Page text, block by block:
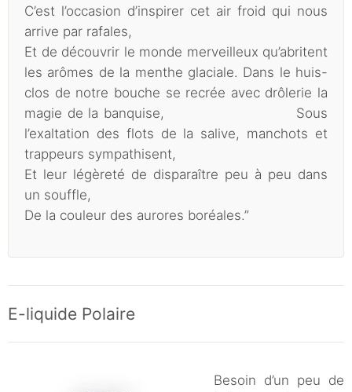
C’est l’occasion d’inspirer cet air froid qui nous
arrive par rafales,
Et de découvrir le monde merveilleux qu’abritent
les arômes de la menthe glaciale. Dans le huis-
clos de notre bouche se recrée avec drôlerie la
magie de la banquise, Sous
l’exaltation des flots de la salive, manchots et
trappeurs sympathisent,
Et leur légèreté de disparaître peu à peu dans
un souffle,
De la couleur des aurores boréales.”
E-liquide Polaire
Besoin d’un peu de